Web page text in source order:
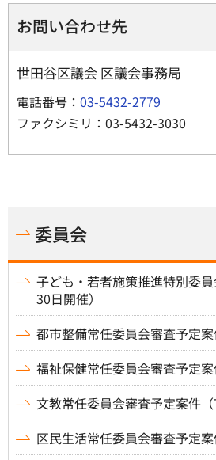
お問い合わせ先
世田谷区議会 区議会事務局
電話番号： 03-5432-2779
ファクシミリ：03-5432-3030
委員会
子ども・若者施策推進特別委
30日開催）
都市整備常任委員会審査予定案
福祉保健常任委員会審査予定案
文教常任委員会審査予定案件（
区民生活常任委員会審査予定案